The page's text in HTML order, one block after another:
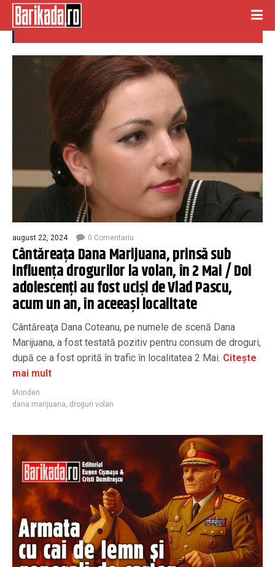
droguri volan
august 22, 2024 0 Comentariu
Cântăreața Dana Marijuana, prinsă sub
influența drogurilor la volan, în 2 Mai / Doi
adolescenți au fost uciși de Vlad Pascu,
acum un an, în aceeași localitate
Cântăreaţa Dana Coteanu, pe numele de scenă Dana
Marijuana, a fost testată pozitiv pentru consum de droguri,
după ce a fost oprită în trafic în localitatea 2 Mai. Citește
mai mult
Monden
dana marijuana, droguri volan